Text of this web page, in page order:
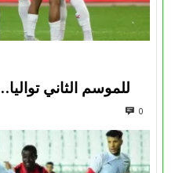
للموسم الثاني
0